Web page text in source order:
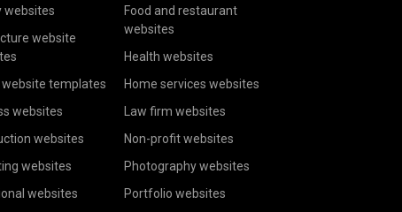
websites
website
website templates
websites
websites
websites
websites
Food and restaurant
websites
Health websites
Home services websites
Law firm websites
Non-profit websites
Photography websites
Portfolio websites